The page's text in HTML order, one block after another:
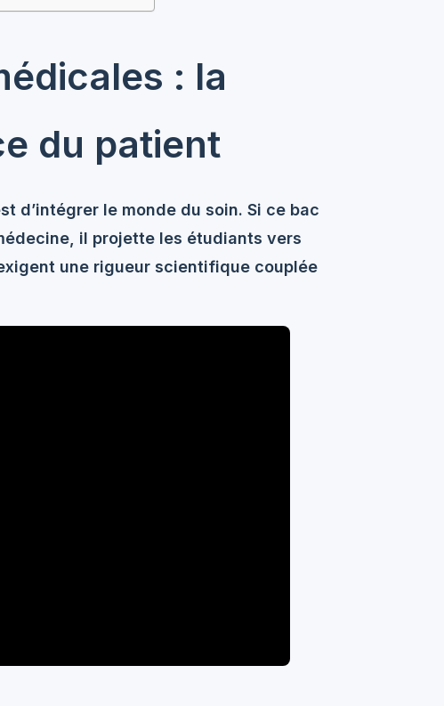
: la
du patient
d’intégrer le monde du soin. Si ce bac
il projette les étudiants vers
une rigueur scientifique couplée